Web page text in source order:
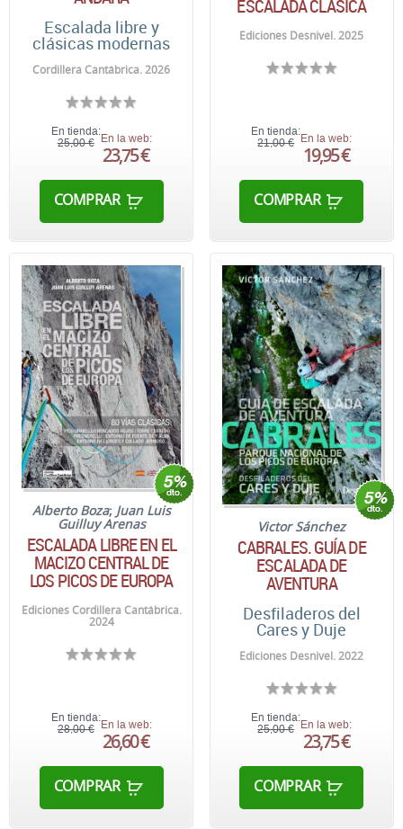
Escalada libre y
clásicas modernas
Cordillera Cantábrica. 2026
En tienda:
25,00 € En la web:
23,75 €
COMPRAR
ESCALADA CLÁSICA
Ediciones Desnivel. 2025
En tienda:
21,00 € En la web:
19,95 €
COMPRAR
Alberto Boza; Juan Luis
Guilluy Arenas
ESCALADA LIBRE EN EL
MACIZO CENTRAL DE
LOS PICOS DE EUROPA
Ediciones Cordillera Cantábrica.
2024
En tienda:
28,00 € En la web:
26,60 €
COMPRAR
Victor Sánchez
CABRALES. GUÍA DE
ESCALADA DE
AVENTURA
Desfiladeros del
Cares y Duje
Ediciones Desnivel. 2022
En tienda:
25,00 €
En la web:
23,75 €
COMPRAR